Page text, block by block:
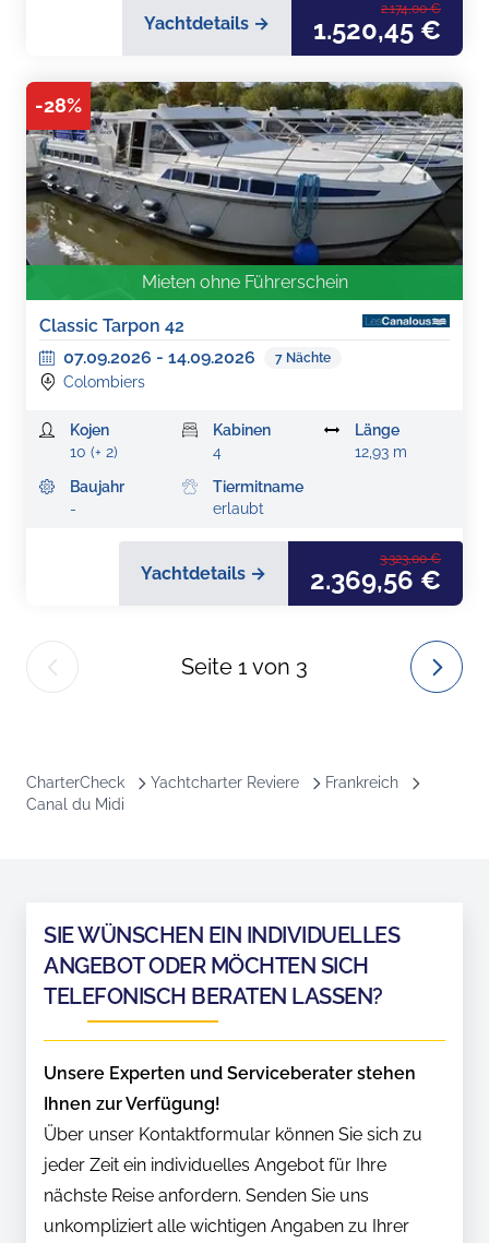
Yachtdetails →
2.174,00 €
1.520,45 €
-28%
Mieten ohne Führerschein
Classic Tarpon 42
07.09.2026 - 14.09.2026 7 Nächte
Colombiers
Kojen
10 (+ 2)
Kabinen
4
Länge
12,93 m
Baujahr
-
Tiermitname
erlaubt
Yachtdetails →
3.323,00 €
2.369,56 €
Seite 1von 3
CharterCheck Yachtcharter Reviere
Frankreich
Canal du Midi
SIE WÜNSCHEN EIN INDIVIDUELLES
ANGEBOT ODER MÖCHTEN SICH
TELEFONISCH BERATEN LASSEN?
Unsere Experten und Serviceberater stehen
Ihnen zur Verfügung!
Über unser Kontaktformular können Sie sich zu
jeder Zeit ein individuelles Angebot für Ihre
nächste Reise anfordern. Senden Sie uns
unkompliziert alle wichtigen Angaben zu Ihrer